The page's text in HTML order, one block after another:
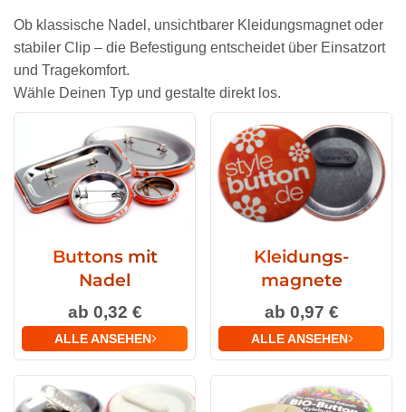
Ob klassische Nadel, unsichtbarer Kleidungs­magnet oder
stabiler Clip – die Befestigung entscheidet über Einsatzort
und Tragekomfort.
Wähle Deinen Typ und gestalte direkt los.
Buttons mit
Nadel
ab 0,32 €
ALLE ANSEHEN
Kleidungs­
magnete
ab 0,97 €
ALLE ANSEHEN